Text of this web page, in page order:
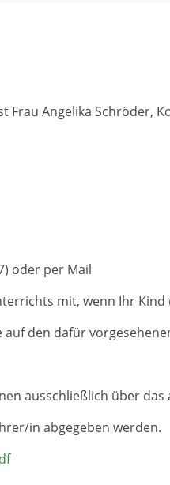
Angelika Schröder,
oder per Mail
mit, wenn Ihr
den dafür
ausschließlich über
in abgegeben werden.